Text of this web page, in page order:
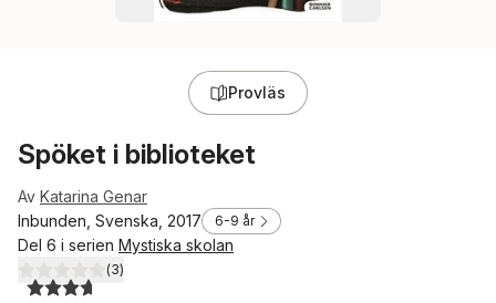
Provläs
Spöket i biblioteket
Av Katarina Genar
Inbunden, Svenska, 2017
6-9 år
Del 6 i serien Mystiska skolan
3,7utav 5 stjärnor. Totalt antal röster:
(3)